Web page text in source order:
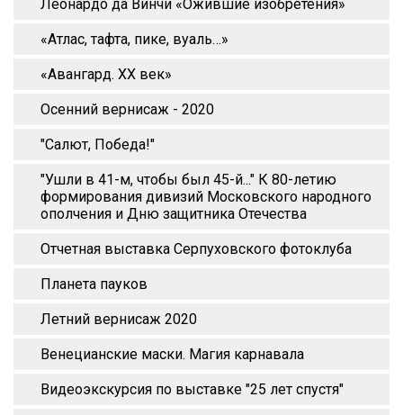
Леонардо да Винчи «Ожившие изобретения»
«Атлас, тафта, пике, вуаль…»
«Авангард. XX век»
Осенний вернисаж - 2020
"Салют, Победа!"
"Ушли в 41-м, чтобы был 45-й..." К 80-летию
формирования дивизий Московского народного
ополчения и Дню защитника Отечества
Отчетная выставка Серпуховского фотоклуба
Планета пауков
Летний вернисаж 2020
Венецианские маски. Магия карнавала
Видеоэкскурсия по выставке "25 лет спустя"